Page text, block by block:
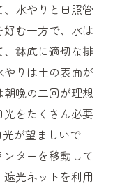
水やりと日照管
む一方で、水は
鉢底に適切な排
りは土の表面が
晩の二回が理想
をたくさん必要
が望ましいで
ターを移動して
光ネットを利用